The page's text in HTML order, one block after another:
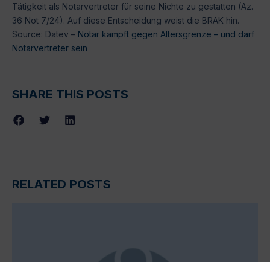
Tätigkeit als Notarvertreter für seine Nichte zu gestatten (Az.
36 Not 7/24). Auf diese Entscheidung weist die BRAK hin.
Source: Datev – Notar kämpft gegen Altersgrenze – und darf
Notarvertreter sein
SHARE THIS POSTS
RELATED POSTS